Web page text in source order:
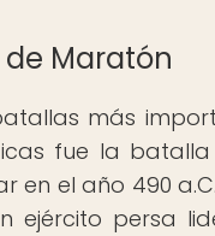
Maratón
más
fue la
en el año 490
ejército persa